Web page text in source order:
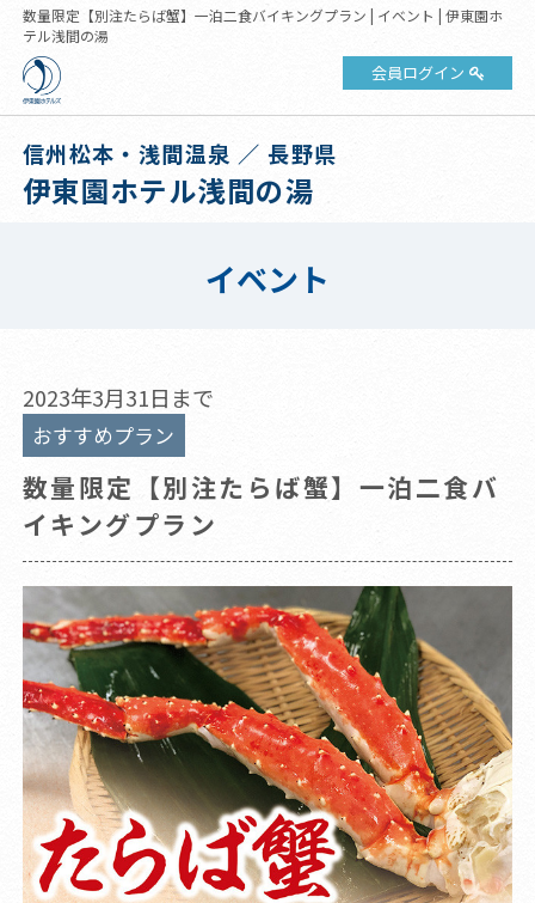
数量限定【別注たらば蟹】一泊二食バイキングプラン | イベント | 伊東園ホ
テル浅間の湯
会員ログイン
信州松本・浅間温泉 ／ 長野県
伊東園ホテル浅間の湯
イベント
2023年3月31日まで
おすすめプラン
数量限定【別注たらば蟹】一泊二食バ
イキングプラン